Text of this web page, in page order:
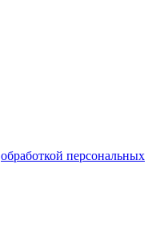
обработкой персональных